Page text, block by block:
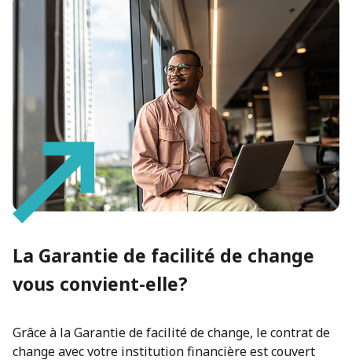
La Garantie de facilité de change
vous convient-elle?
Grâce à la Garantie de facilité de change, le contrat de
change avec votre institution financière est couvert